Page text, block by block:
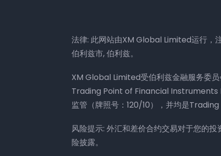
法律: 此网站由XM Global Limited运行
伯利兹市, 伯利兹。
XM Global Limited受伯利兹金融服务委
Trading Point of Financial Instruments
监管（牌照号：120/10），并均是
风险提示: 外汇和差价合约交易对于您的
险披露。